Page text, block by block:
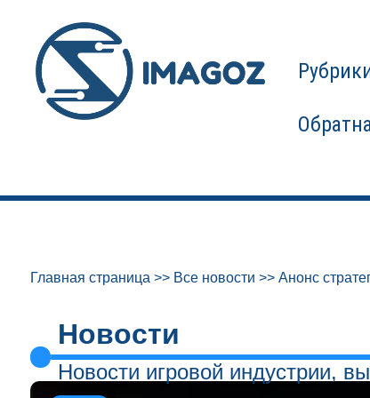
Главная страница >> Все новости >> Анонс
Новости
Новости игровой индустрии,